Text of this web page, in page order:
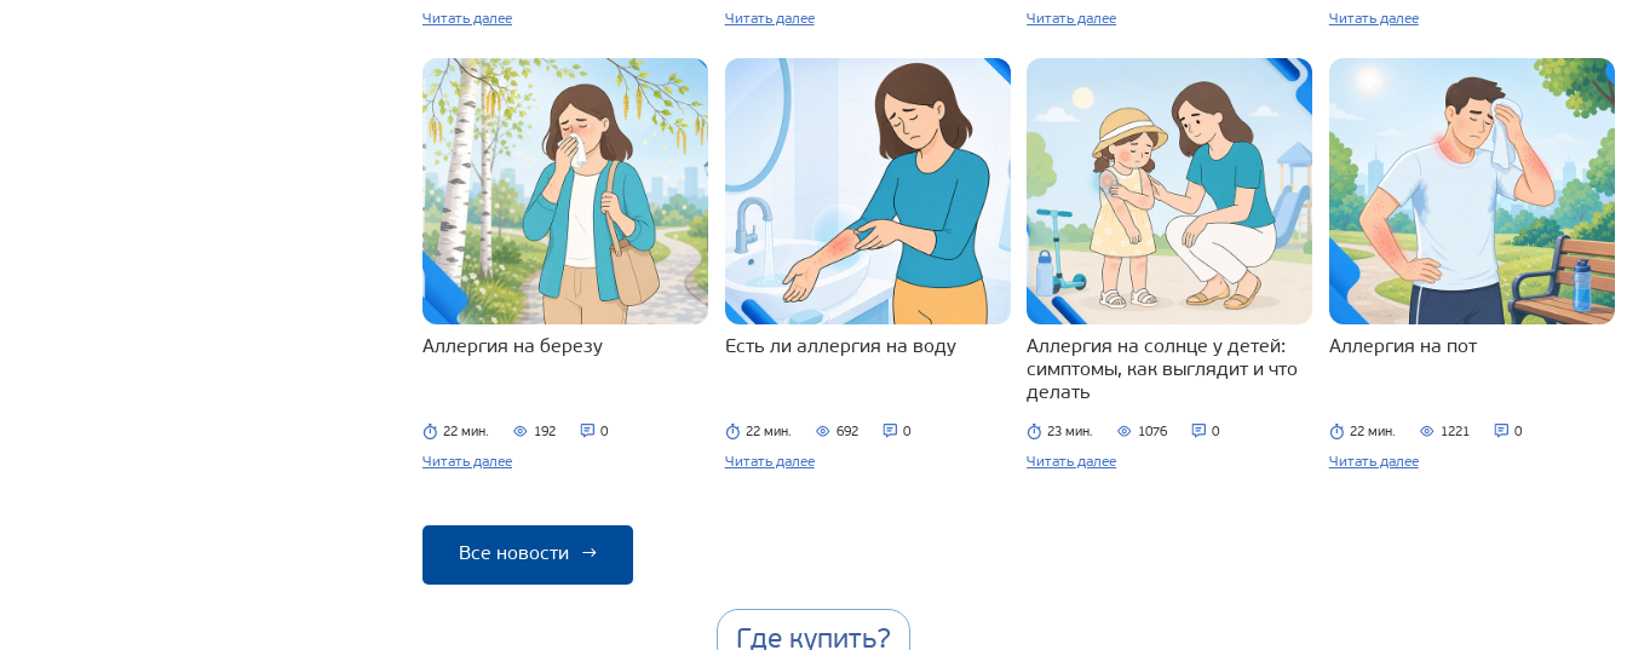
Читать далее Читать далее Читать далее Читать далее
Аллергия на березу
22 мин. 192 0
Читать далее
Есть ли аллергия на воду
22 мин. 692 0
Читать далее
Аллергия на солнце у детей:
симптомы, как выглядит и что
делать
23 мин. 1076 0
Читать далее
Аллергия на пот
22 мин. 1221 0
Читать далее
Все новости →
Где купить?